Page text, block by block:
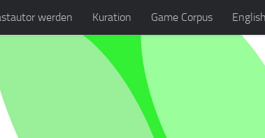
werden Kuration Game Corpus